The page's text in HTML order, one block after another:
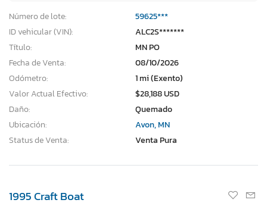
Número de lote:
59625***
ID vehicular (VIN):
ALC2S*******
Título:
MN PO
Fecha de Venta:
08/10/2026
Odómetro:
1 mi (Exento)
Valor Actual Efectivo:
$28,188 USD
Daño:
Quemado
Ubicación:
Avon, MN
Status de Venta:
Venta Pura
1995 Craft Boat